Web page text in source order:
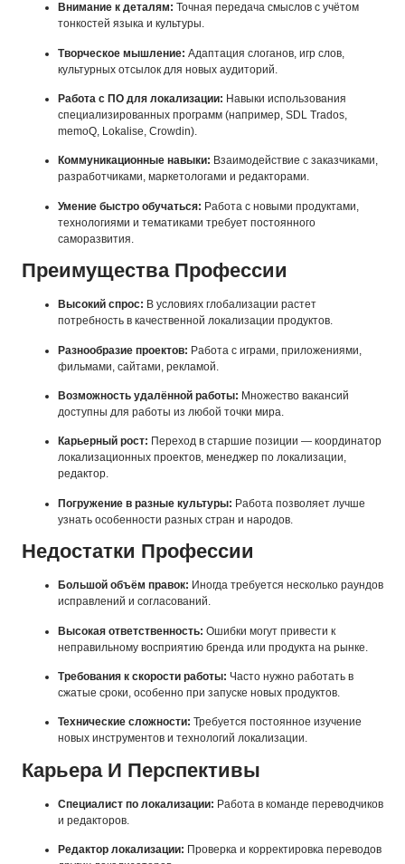
Внимание к деталям: Точная передача смыслов с учётом
тонкостей языка и культуры.
Творческое мышление: Адаптация слоганов, игр слов,
культурных отсылок для новых аудиторий.
Работа с ПО для локализации: Навыки использования
специализированных программ (например, SDL Trados,
memoQ, Lokalise, Crowdin).
Коммуникационные навыки: Взаимодействие с заказчиками,
разработчиками, маркетологами и редакторами.
Умение быстро обучаться: Работа с новыми продуктами,
технологиями и тематиками требует постоянного
саморазвития.
Преимущества Профессии
Высокий спрос: В условиях глобализации растет
потребность в качественной локализации продуктов.
Разнообразие проектов: Работа с играми, приложениями,
фильмами, сайтами, рекламой.
Возможность удалённой работы: Множество вакансий
доступны для работы из любой точки мира.
Карьерный рост: Переход в старшие позиции — координатор
локализационных проектов, менеджер по локализации,
редактор.
Погружение в разные культуры: Работа позволяет лучше
узнать особенности разных стран и народов.
Недостатки Профессии
Большой объём правок: Иногда требуется несколько раундов
исправлений и согласований.
Высокая ответственность: Ошибки могут привести к
неправильному восприятию бренда или продукта на рынке.
Требования к скорости работы: Часто нужно работать в
сжатые сроки, особенно при запуске новых продуктов.
Технические сложности: Требуется постоянное изучение
новых инструментов и технологий локализации.
Карьера И Перспективы
Специалист по локализации: Работа в команде переводчиков
и редакторов.
Редактор локализации: Проверка и корректировка переводов